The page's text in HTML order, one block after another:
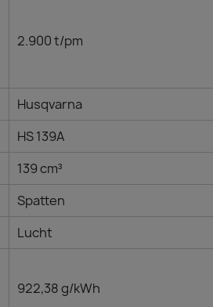
2.900 t/pm
Husqvarna
HS 139A
139 cm³
Spatten
Lucht
922,38 g/kWh